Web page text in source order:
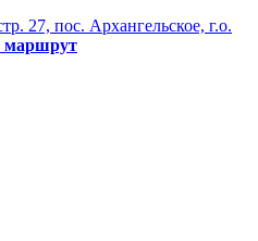
27, пос. Архангельское, г.о.
маршрут